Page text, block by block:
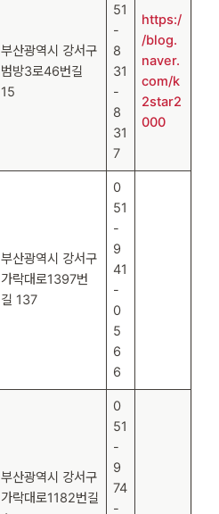
부산광역시 강서구
범방3로46번길
15
51
-
8
31
-
8
31
7
https:/
/blog.
naver.
com/k
2star2
000
부산광역시 강서구
가락대로1397번
길 137
0
51
-
9
41
-
0
5
6
6
부산광역시 강서구
가락대로1182번길
0
51
-
9
74
-